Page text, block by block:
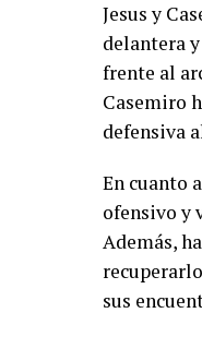
Jesus y
delantera
frente al
Casemiro
defensiva
En cuanto
ofensivo y
Además,
sus